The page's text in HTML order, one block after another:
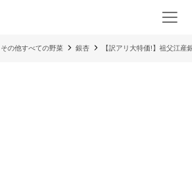
その他すべての野菜 銀杏 【訳アリ大特価!】祖父江